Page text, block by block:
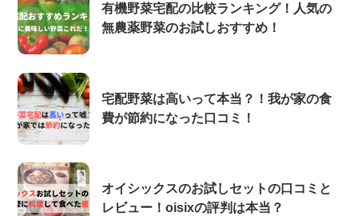
有機野菜宅配の比較ランキング！人気の
無農薬野菜のお試しおすすめ！
宅配野菜は高いって本当？！我が家の食
費が節約になった口コミ！
オイシックスのお試しセットの口コミと
レビュー！oisixの評判は本当？